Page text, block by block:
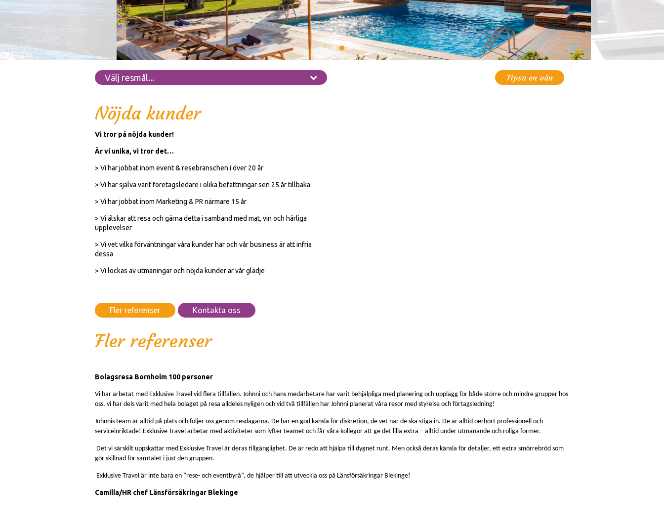
Välj resmål... Tipsa en vän
Nöjda kunder
Vi tror på nöjda kunder!
Är vi unika, vi tror det…
> Vi har jobbat inom event & resebranschen i över 20 år
> Vi har själva varit företagsledare i olika befattningar sen 25 år tillbaka
> Vi har jobbat inom Marketing & PR närmare 15 år
> Vi älskar att resa och gärna detta i samband med mat, vin och härliga
upplevelser
> Vi vet vilka förväntningar våra kunder har och vår business är att infria
dessa
> Vi lockas av utmaningar och nöjda kunder är vår glädje
Fler referenser Kontakta oss
Fler referenser
Bolagsresa Bornholm 100 personer
Vi har arbetat med Exklusive Travel vid flera tillfällen. Johnni och hans medarbetare har varit behjälpliga med planering och upplägg för både större och mindre grupper hos
oss, vi har dels varit med hela bolaget på resa alldeles nyligen och vid två tillfällen har Johnni planerat våra resor med styrelse och förtagsledning!
Johnnis team är alltid på plats och följer oss genom resdagarna. De har en god känsla för diskretion, de vet när de ska stiga in. De är alltid oerhört professionell och
serviceinriktade! Exklusive Travel arbetar med aktiviteter som lyfter teamet och får våra kollegor att ge det lilla extra – alltid under utmanande och roliga former.
Det vi särskilt uppskattar med Exklusive Travel är deras tillgänglighet. De är redo att hjälpa till dygnet runt. Men också deras känsla för detaljer, ett extra smörrebröd som
gör skillnad för samtalet i just den gruppen.
Exklusive Travel är inte bara en ”rese- och eventbyrå”, de hjälper till att utveckla oss på Länsförsäkringar Blekinge!
Camilla/HR chef Länsförsäkringar Blekinge